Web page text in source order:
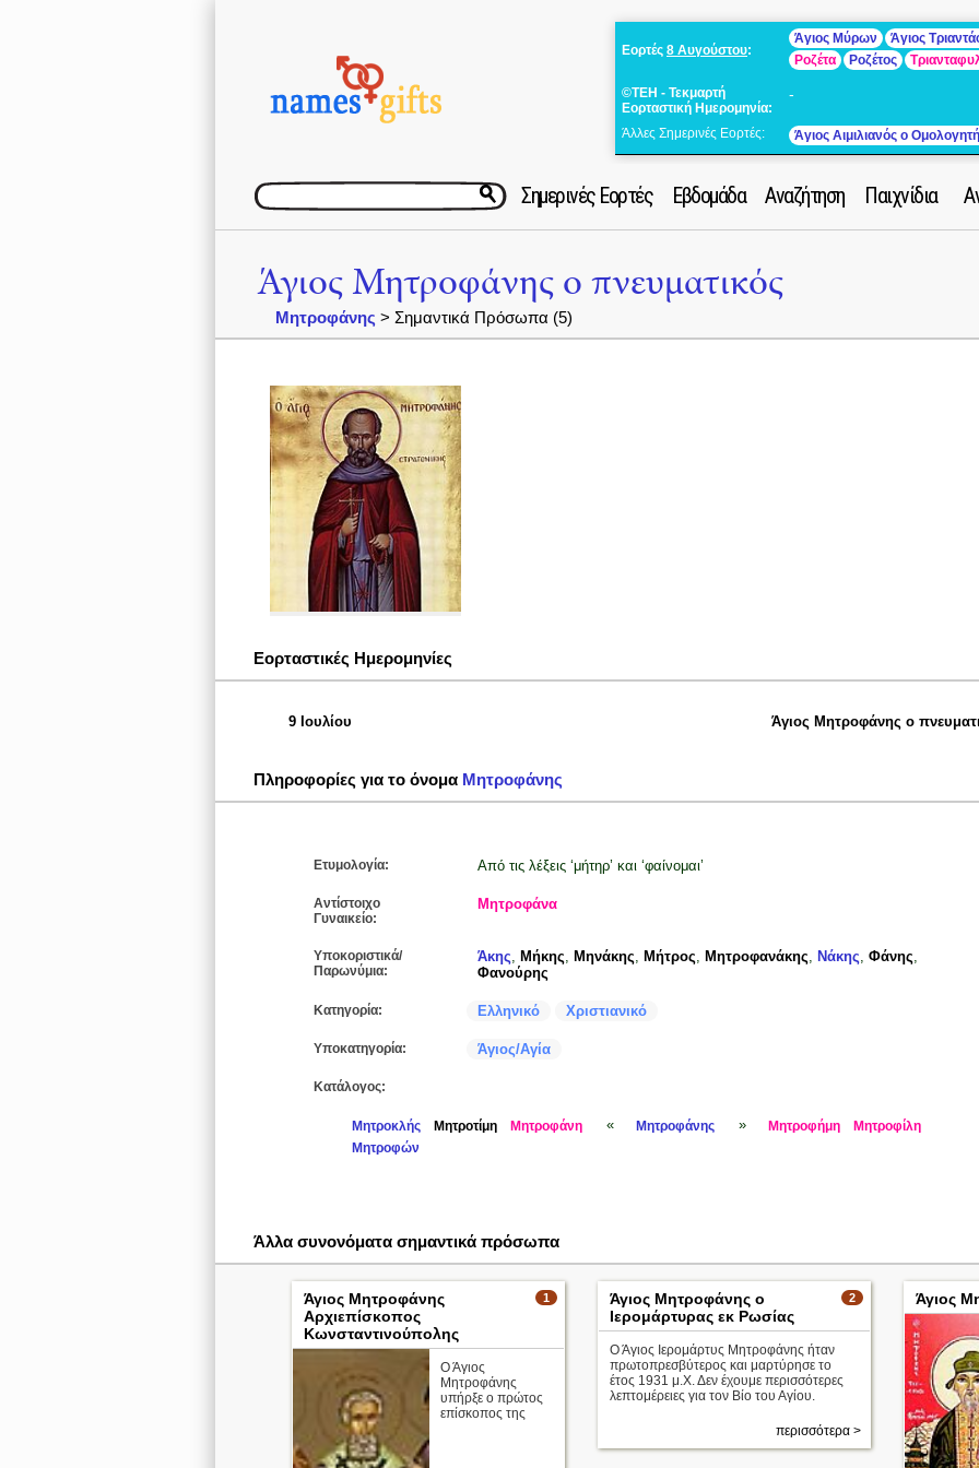
Εορτές 8 Αυγούστου:
Άγιος Μύρων
Άγιος
Ροζέτα
Ροζέτος
©ΤΕΗ - Τεκμαρτή
Εορταστική Ημερομηνία:
-
Άλλες Σημερινές Εορτές: Άγιος Αιμιλιανός ο
Σημερινές Εορτές Εβδομάδα Αναζήτηση Παιχνίδια
Άγιος Μητροφάνης ο πνευματικός
Μητροφάνης > Σημαντικά Πρόσωπα (5)
Εορταστικές Ημερομηνίες
9 Ιουλίου Άγιος Μητροφάνης ο
Πληροφορίες για το όνομα Μητροφάνης
Ετυμολογία: Από τις λέξεις ‘μήτηρ’ και ‘φαίνομαι’
Αντίστοιχο
Γυναικείο:
Μητροφάνα
Υποκοριστικά/
Παρωνύμια:
Άκης, Μήκης, Μηνάκης, Μήτρος, Μητροφανάκης, Νάκης, Φάνης,
Φανούρης
Κατηγορία: Ελληνικό Χριστιανικό
Υποκατηγορία: Άγιος/Αγία
Κατάλογος:
Μητροκλής Μητροτίμη Μητροφάνη « Μητροφάνης » Μητροφήμη
Μητροφίλη
Μητροφών
Άλλα συνονόματα σημαντικά πρόσωπα
1
Άγιος Μητροφάνης
Αρχιεπίσκοπος
Κωνσταντινούπολης
Ο Άγιος
Μητροφάνης
υπήρξε ο πρώτος
επίσκοπος της
2
Άγιος Μητροφάνης ο
Ιερομάρτυρας εκ Ρωσίας
Ο Άγιος Ιερομάρτυς Μητροφάνης ήταν
πρωτοπρεσβύτερος και μαρτύρησε το
έτος 1931 μ.Χ. Δεν έχουμε περισσότερες
λεπτομέρειες για τον Βίο του Αγίου.
περισσότερα >
Άγιος